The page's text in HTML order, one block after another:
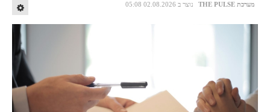
מערכת THE PULSE נוצר ב 02.08.2026 05:08